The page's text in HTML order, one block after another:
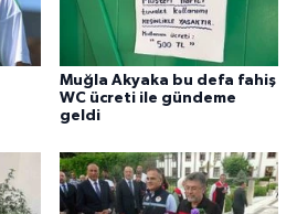
Muğla Akyaka bu defa fahiş
WC ücreti ile gündeme
geldi